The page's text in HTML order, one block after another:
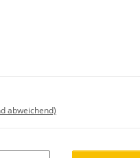
abweichend)